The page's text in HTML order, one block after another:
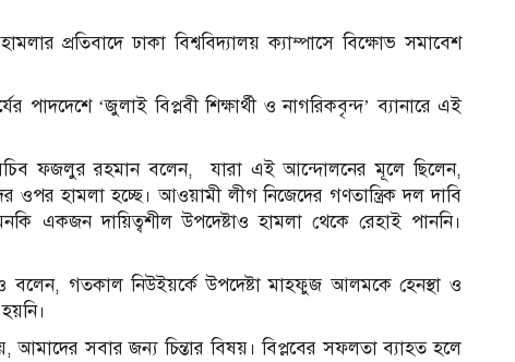
প্রতিবাদে ঢাকা বিশ্ববিদ্যালয় ক্যাম্পাসে বিক্ষোভ সমাবেশ
পাদদেশে ‘জুলাই বিপ্লবী শিক্ষার্থী ও নাগরিকবৃন্দ’ ব্যানারে এই
সচিব ফজলুর রহমান বলেন, যারা এই আন্দোলনের মূলে ছিলেন,
হামলা হচ্ছে। আওয়ামী লীগ নিজেদের গণতান্ত্রিক দল দাবি
একজন দায়িত্বশীল উপদেষ্টাও হামলা থেকে রেহাই পাননি।
বলেন, গতকাল নিউইয়র্কে উপদেষ্টা মাহফুজ আলমকে হেনস্থা ও
আমাদের সবার জন্য চিন্তার বিষয়। বিপ্লবের সফলতা ব্যাহত হলে